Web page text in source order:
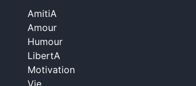
AmitiA
Amour
Humour
LibertA
Motivation
Vie